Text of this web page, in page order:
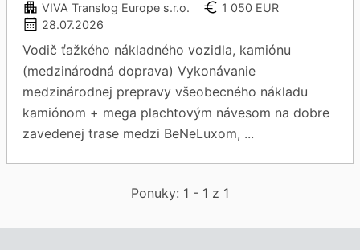
VIVA Translog Europe s.r.o.
1 050 EUR
28.07.2026
Vodič ťažkého nákladného vozidla, kamiónu
(medzinárodná doprava) Vykonávanie
medzinárodnej prepravy všeobecného nákladu
kamiónom + mega plachtovým návesom na dobre
zavedenej trase medzi BeNeLuxom, ...
Ponuky: 1 - 1 z 1